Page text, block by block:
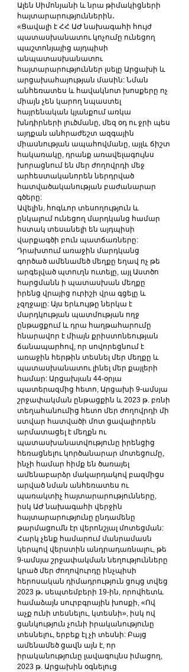
Ալեն Սիմոնյանի և նրա թիմակիցների
հայտարարություններին․
«Ցավալի է ՀՀ ԱԺ նախագահի հույժ
պատասխանատու կոչումը ունեցող
պաշտոնյայից այդպիսի
անպատասխանատու
հայտարարություններ լսելը Արցախի և
արցախահայության մասին: Նման
անհեռատես և հավակնոտ խոսքերը ոչ
միայն չեն կարող նպաստել
հայրենական կյանքում առկա
խնդիրների լուծմանը, մեզ օդ ու ջրի պես
այդքան անհրաժեշտ ազգային
միասնության ապահովմանը, այլև ճիշտ
հակառակը, դրանք առավելագույնս
խորացնում են մեր ժողովրդի մեջ
արհեստականորեն ներդրված
հատվածականության բաժանարար
գծերը:
Ավելին, հոգևոր տեսողություն և
ընկալում ունեցող մարդկանց համար
հստակ տեսանելի են այդպիսի
վարքագծի բուն պատճառները:
Դրախտում առաջին մարդկանց
գործած ամենամեծ մեղքը եղավ ոչ թե
արգելված պտուղն ուտելը, այլ Աստծո
հարցմանն ի պատասխան մեղքը
իրենց վրայից ուրիշի վրա գցելը և
չզղջալը: Այս երևույթը ներկա է
մարդկության պատմության ողջ
ընթացքում և դրա հաղթահարումը
հնարավոր է միայն քրիստոնեության
ճանապարհով, որ սովորեցնում է
առաջին հերթին տեսնել մեր մեղքը և
պատասխանատու լինել մեր քայլերի
համար: Արցախյան 44-օրյա
պատերազմից հետո, Արցախի 9-ամսյա
շրջափակման ընթացքին և 2023 թ. բռնի
տեղահանումից հետո մեր ժողովրդի մի
ստվար հատվածի մոտ ցավալիորեն
արմատացել է մեղքն ու
պատասխանատվությունը իրենցից
հեռացնելու կործանարար մոտեցումը,
ինչի համար հիմք են ծառայել
ամենաբարձր մակարդակով բազմիցս
արված նման անհեռատես ու
պառակտիչ հայտարարությունները,
իսկ ԱԺ նախագահի վերջին
հայտարարությունը ընդամենը
թարմացումն էր վերոնշյալ մոտեցման:
Հարկ չենք համարում մանրամասն
կերպով վերստին անդրադառնալու, թե
9-ամսյա շրջափակման նեղությունները
կրած մեր ժողովուրդը ինչպիսի
հերոսական դիմադրություն ցույց տվեց
2023 թ․ սեպտեմբերի 19-ին, որովհետև
համաձայն սուրբգրային խոսքի, «Ով
աչք ունի տեսնելու, կտեսնի», իսկ ով
ցանկություն չունի իրականությունը
տեսնելու, երբեք էլ չի տեսնի: Բայց
ամենամեծ ցավն այն է, որ
իրականությունը լավագույնս իմացող,
2023 թ. Արցախին օգնելուց